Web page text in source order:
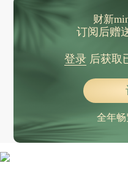
财新
订阅后赠
登录后获取
全年